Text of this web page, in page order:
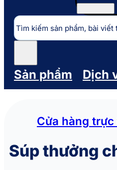
Tìm
kiếm
Sản phẩm Dịch
Cửa hàng
Súp thưởng